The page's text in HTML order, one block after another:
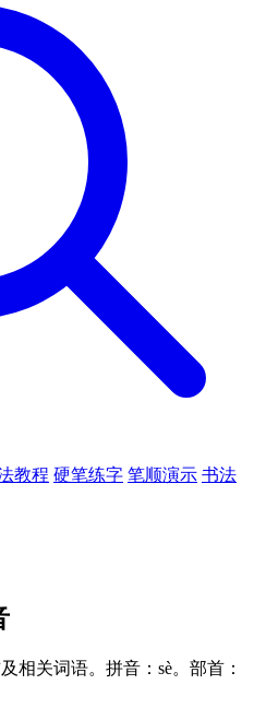
教程 硬笔练字 笔顺演示 书法
相关词语。拼音：sè。部首：